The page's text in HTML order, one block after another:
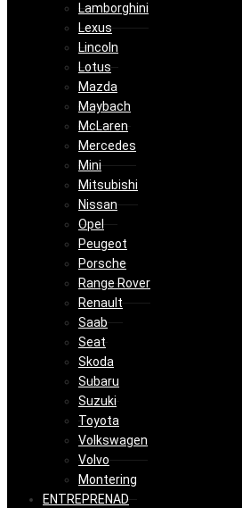
Lamborghini
Lexus
Lincoln
Lotus
Mazda
Maybach
McLaren
Mercedes
Mini
Mitsubishi
Nissan
Opel
Peugeot
Porsche
Range Rover
Renault
Saab
Seat
Skoda
Subaru
Suzuki
Toyota
Volkswagen
Volvo
Montering
ENTREPRENAD